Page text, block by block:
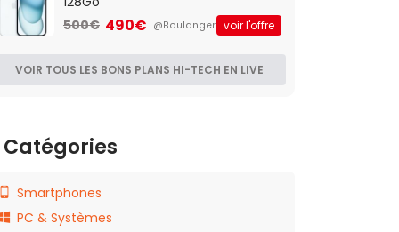
500€ 490€ @Boulanger voir l'offre
VOIR TOUS LES BONS PLANS HI-TECH EN LIVE
Catégories
Smartphones
PC & Systèmes